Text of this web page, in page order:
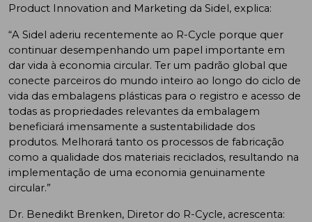
Product Innovation and Marketing da Sidel, explica:
“A Sidel aderiu recentemente ao R-Cycle porque quer
continuar desempenhando um papel importante em
dar vida à economia circular. Ter um padrão global que
conecte parceiros do mundo inteiro ao longo do ciclo de
vida das embalagens plásticas para o registro e acesso de
todas as propriedades relevantes da embalagem
beneficiará imensamente a sustentabilidade dos
produtos. Melhorará tanto os processos de fabricação
como a qualidade dos materiais reciclados, resultando na
implementação de uma economia genuinamente
circular.”
Dr. Benedikt Brenken, Diretor do R-Cycle, acrescenta: